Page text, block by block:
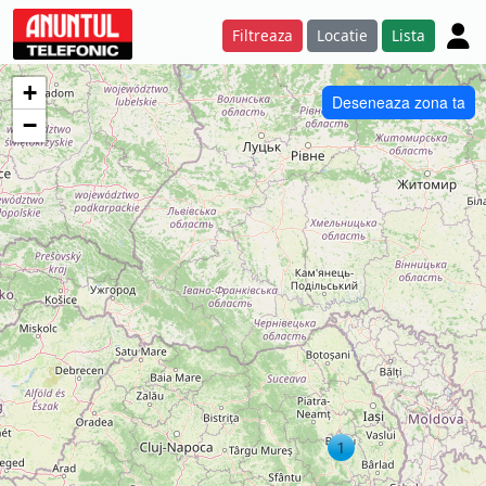
Filtreaza Locatie Lista
+
−
Deseneaza zona ta